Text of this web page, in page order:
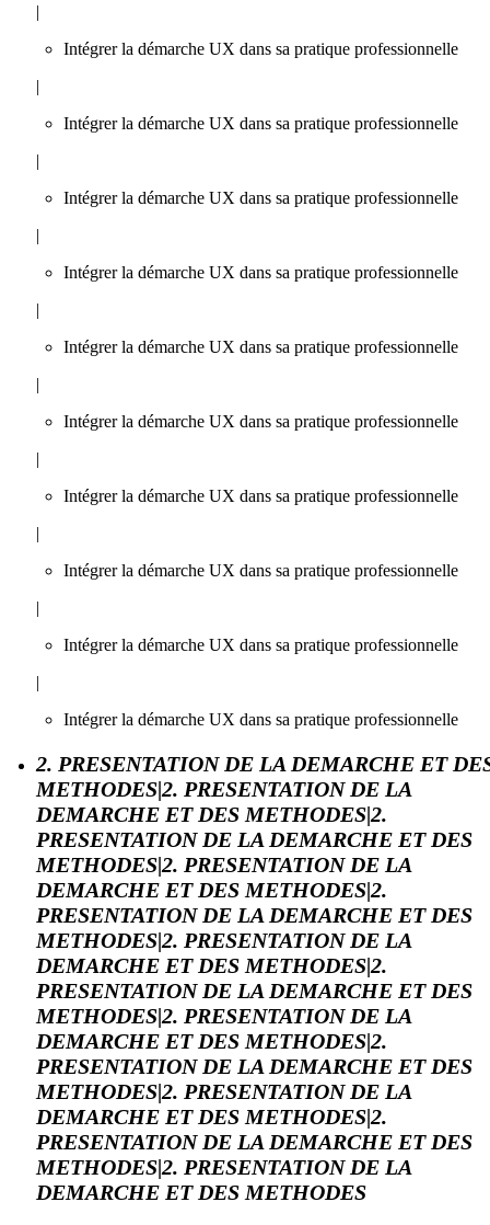
|
Intégrer la démarche UX dans sa pratique professionnelle
|
Intégrer la démarche UX dans sa pratique professionnelle
|
Intégrer la démarche UX dans sa pratique professionnelle
|
Intégrer la démarche UX dans sa pratique professionnelle
|
Intégrer la démarche UX dans sa pratique professionnelle
|
Intégrer la démarche UX dans sa pratique professionnelle
|
Intégrer la démarche UX dans sa pratique professionnelle
|
Intégrer la démarche UX dans sa pratique professionnelle
|
Intégrer la démarche UX dans sa pratique professionnelle
|
Intégrer la démarche UX dans sa pratique professionnelle
2. PRESENTATION DE LA DEMARCHE ET
METHODES|2. PRESENTATION DE LA
DEMARCHE ET DES METHODES|2.
PRESENTATION DE LA DEMARCHE ET DES
METHODES|2. PRESENTATION DE LA
DEMARCHE ET DES METHODES|2.
PRESENTATION DE LA DEMARCHE ET DES
METHODES|2. PRESENTATION DE LA
DEMARCHE ET DES METHODES|2.
PRESENTATION DE LA DEMARCHE ET DES
METHODES|2. PRESENTATION DE LA
DEMARCHE ET DES METHODES|2.
PRESENTATION DE LA DEMARCHE ET DES
METHODES|2. PRESENTATION DE LA
DEMARCHE ET DES METHODES|2.
PRESENTATION DE LA DEMARCHE ET DES
METHODES|2. PRESENTATION DE LA
DEMARCHE ET DES METHODES